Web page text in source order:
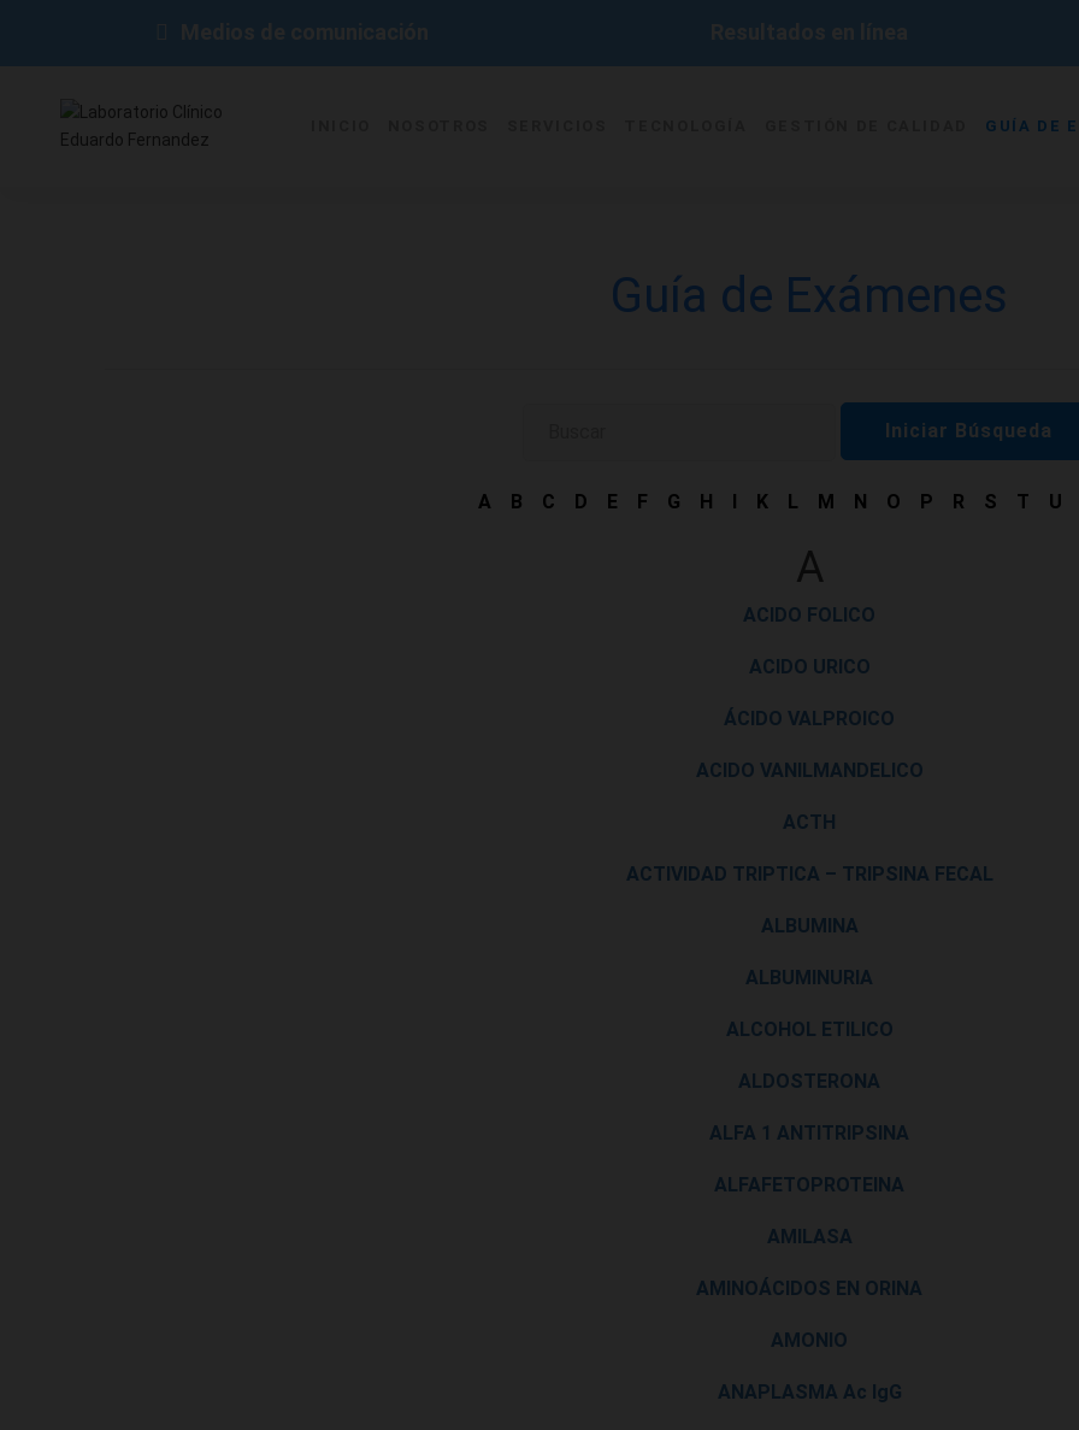
GUÍA DE
Guía de Exámenes
Iniciar Búsqueda
A B C D E F G H I K L M N O P R S T U
A
ACIDO FOLICO
ACIDO URICO
ÁCIDO VALPROICO
ACIDO VANILMANDELICO
ACTH
ACTIVIDAD TRIPTICA – TRIPSINA FECAL
ALBUMINA
ALBUMINURIA
ALCOHOL ETILICO
ALDOSTERONA
ALFA 1 ANTITRIPSINA
ALFAFETOPROTEINA
AMILASA
AMINOÁCIDOS EN ORINA
AMONIO
ANAPLASMA Ac IgG